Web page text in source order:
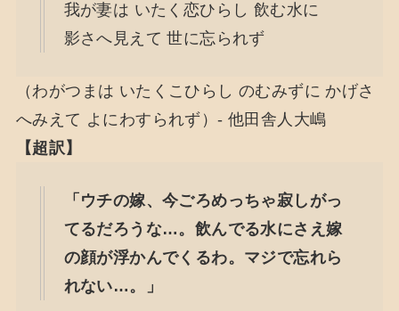
我が妻は いたく恋ひらし 飲む水に
影さへ見えて 世に忘られず
（わがつまは いたくこひらし のむみずに かげさ
へみえて よにわすられず）- 他田舎人大嶋
【超訳】
「ウチの嫁、今ごろめっちゃ寂しがっ
てるだろうな…。飲んでる水にさえ嫁
の顔が浮かんでくるわ。マジで忘れら
れない…。」